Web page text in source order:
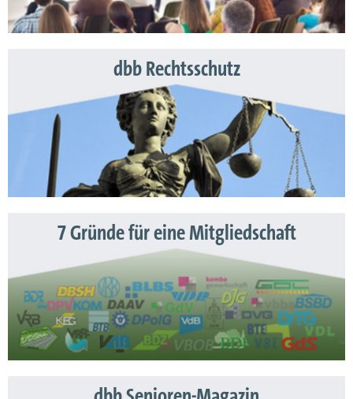
dbb Rechtsschutz
7 Gründe für eine Mitgliedschaft